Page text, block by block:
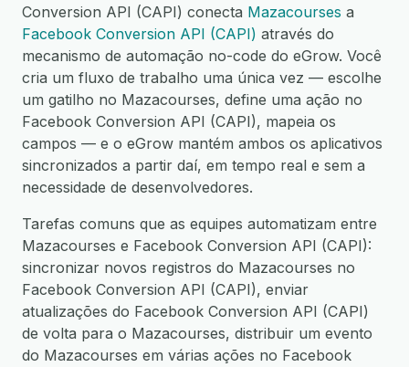
Conversion API (CAPI) conecta Mazacourses a
Facebook Conversion API (CAPI) através do
mecanismo de automação no-code do eGrow. Você
cria um fluxo de trabalho uma única vez — escolhe
um gatilho no Mazacourses, define uma ação no
Facebook Conversion API (CAPI), mapeia os
campos — e o eGrow mantém ambos os aplicativos
sincronizados a partir daí, em tempo real e sem a
necessidade de desenvolvedores.
Tarefas comuns que as equipes automatizam entre
Mazacourses e Facebook Conversion API (CAPI):
sincronizar novos registros do Mazacourses no
Facebook Conversion API (CAPI), enviar
atualizações do Facebook Conversion API (CAPI)
de volta para o Mazacourses, distribuir um evento
do Mazacourses em várias ações no Facebook